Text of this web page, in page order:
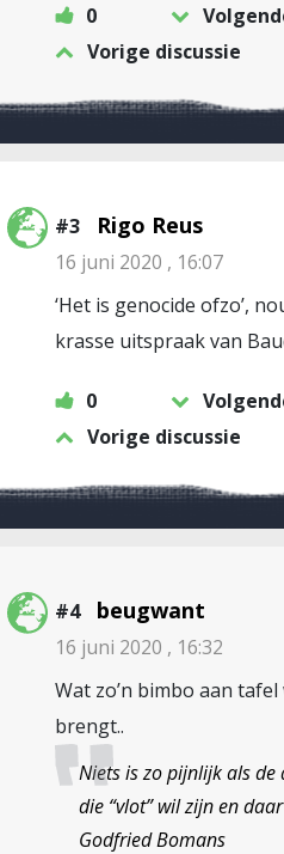
0
Vorige discussie
#3 Rigo Reus
16 juni 2020 , 16:07
‘Het is genocide ofzo’,
krasse uitspraak van
0
Vorige discussie
#4 beugwant
16 juni 2020 , 16:32
Wat zo’n bimbo aan
brengt..
Niets is zo pijnlijk als
die “vlot” wil zijn en
Godfried Bomans